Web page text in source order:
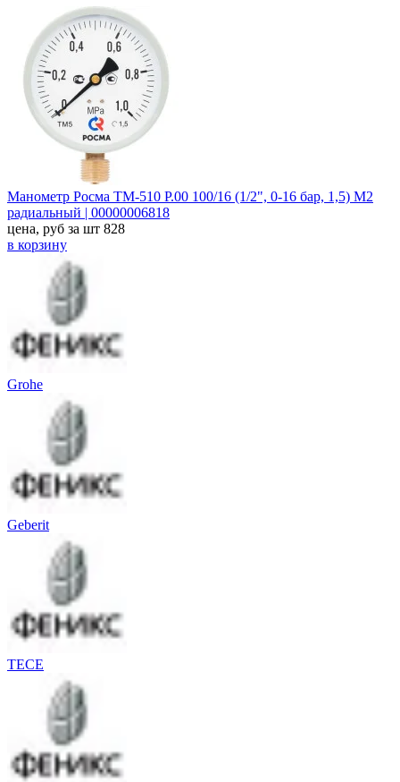
Манометр Росма ТМ-510 P.00 100/16 (1/2", 0-16 бар, 1,5) M2
радиальный | 00000006818
цена, руб за шт 828
в корзину
Grohe
Geberit
TECE